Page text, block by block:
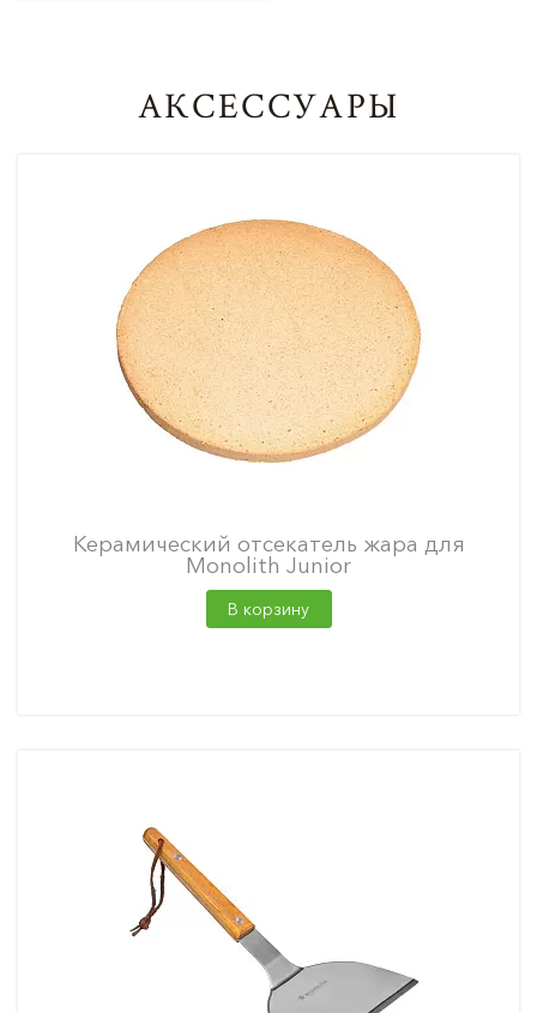
АКСЕССУАРЫ
Керамический отсекатель жара для
Monolith Junior
В корзину